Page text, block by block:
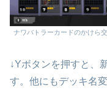
ナワバトラーカードのかけら
↓Yボタンを押すと、
す。他にもデッキ名